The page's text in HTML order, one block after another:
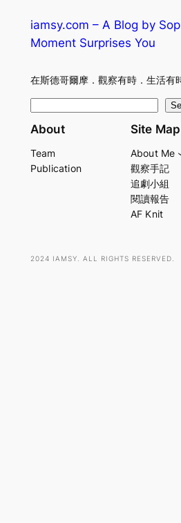
iamsy.com – A Blog by
Moment Surprises You
在斯德哥爾摩．觀察有時．生活有
e
r
About
Team
Publication
Site Map
About Me
觀察手記
追劇小組
閱讀報告
AF Knit
2024 IAMSY. ALL RIGHTS RESERVED.